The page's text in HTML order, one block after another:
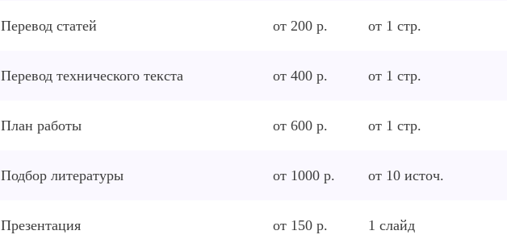
Перевод статей от 200 р. от 1 стр.
Перевод технического текста от 400 р. от 1 стр.
План работы от 600 р. от 1 стр.
Подбор литературы от 1000 р. от 10источ.
Презентация от 150 р. 1 слайд